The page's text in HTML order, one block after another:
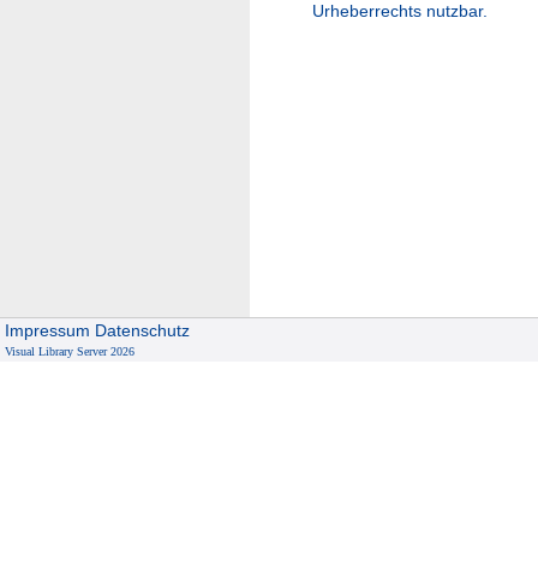
Urheberrechts nutzbar.
Impressum Datenschutz
Visual Library Server 2026